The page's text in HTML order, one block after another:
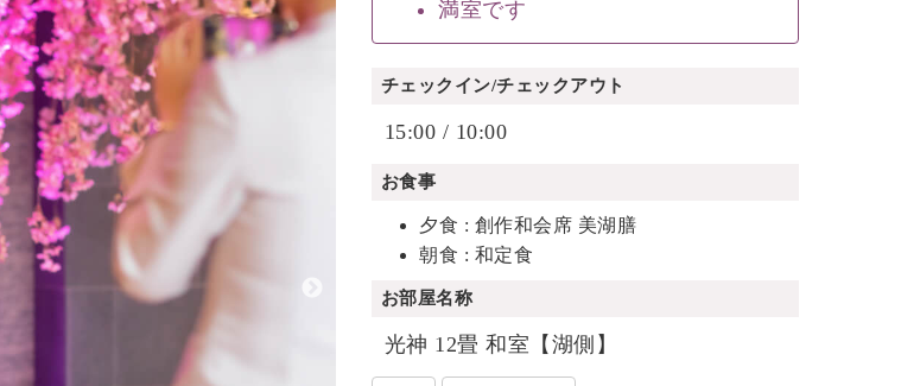
満室です
チェックイン/チェックアウト
15:00 / 10:00
お食事
夕食 : 創作和会席 美湖膳
朝食 : 和定食
お部屋名称
光神 12畳 和室【湖側】